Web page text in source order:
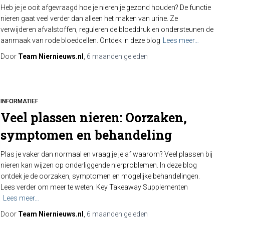
Heb je je ooit afgevraagd hoe je nieren je gezond houden? De functie
nieren gaat veel verder dan alleen het maken van urine. Ze
verwijderen afvalstoffen, reguleren de bloeddruk en ondersteunen de
aanmaak van rode bloedcellen. Ontdek in deze blog
Lees meer…
Door Team Niernieuws.nl 6 maanden geleden
INFORMATIEF
Veel plassen nieren: Oorzaken,
symptomen en behandeling
Plas je vaker dan normaal en vraag je je af waarom? Veel plassen bij
nieren kan wijzen op onderliggende nierproblemen. In deze blog
ontdek je de oorzaken, symptomen en mogelijke behandelingen.
Lees verder om meer te weten. Key Takeaway Supplementen
Lees meer…
Door Team Niernieuws.nl 6 maanden geleden